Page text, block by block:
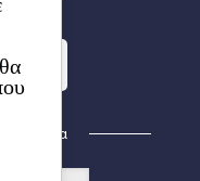
σου
Δίκτυα
θα